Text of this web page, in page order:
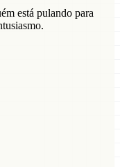
está pulando para